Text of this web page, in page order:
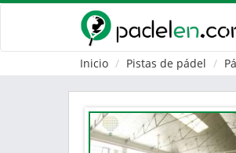
Inicio Pistas de pádel